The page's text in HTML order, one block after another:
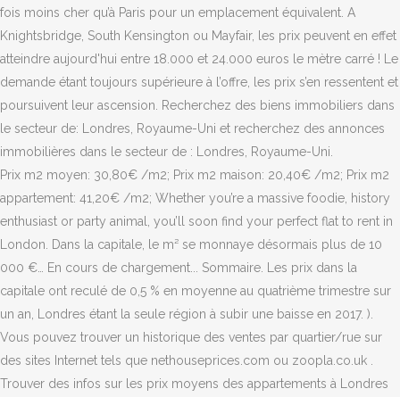
fois moins cher qu’à Paris pour un emplacement équivalent. A
Knightsbridge, South Kensington ou Mayfair, les prix peuvent en effet
atteindre aujourd'hui entre 18.000 et 24.000 euros le mètre carré ! Le
demande étant toujours supérieure à l’offre, les prix s’en ressentent et
poursuivent leur ascension. Recherchez des biens immobiliers dans
le secteur de: Londres, Royaume-Uni et recherchez des annonces
immobilières dans le secteur de : Londres, Royaume-Uni.
Prix m2 moyen: 30,80€ /m2; Prix m2 maison: 20,40€ /m2; Prix m2
appartement: 41,20€ /m2; Whether you’re a massive foodie, history
enthusiast or party animal, you’ll soon find your perfect flat to rent in
London. Dans la capitale, le m² se monnaye désormais plus de 10
000 €… En cours de chargement... Sommaire. Les prix dans la
capitale ont reculé de 0,5 % en moyenne au quatrième trimestre sur
un an, Londres étant la seule région à subir une baisse en 2017. ).
Vous pouvez trouver un historique des ventes par quartier/rue sur
des sites Internet tels que nethouseprices.com ou zoopla.co.uk .
Trouver des infos sur les prix moyens des appartements à Londres